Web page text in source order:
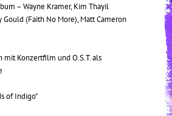
– Wayne Kramer, Kim Thayil
(Faith No More), Matt Cameron
mit Konzertfilm und O.S.T. als
of Indigo"